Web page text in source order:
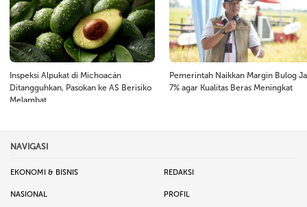
Inspeksi Alpukat di Michoacán
Ditangguhkan, Pasokan ke AS Berisiko
Melambat
Pemerintah Naikkan Margin Bulog
7% agar Kualitas Beras Meningkat
NAVIGASI
EKONOMI & BISNIS REDAKSI
NASIONAL PROFIL